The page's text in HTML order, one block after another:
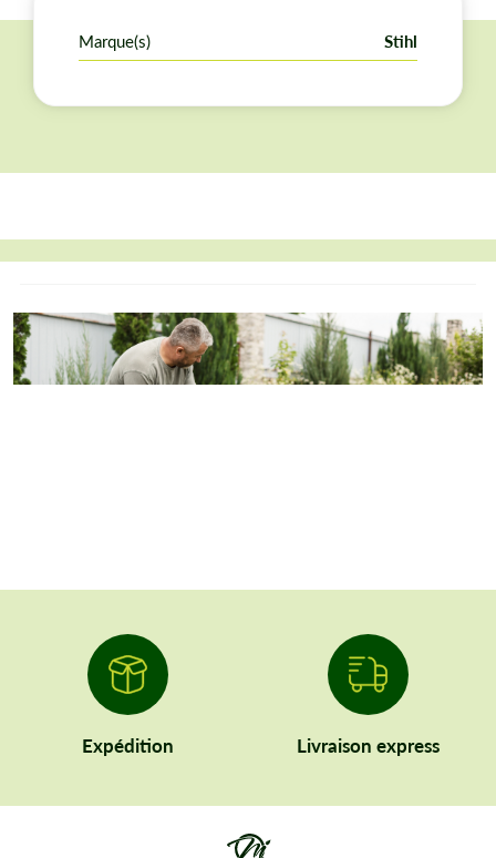
Marque(s) Stihl
Expédition Livraison express